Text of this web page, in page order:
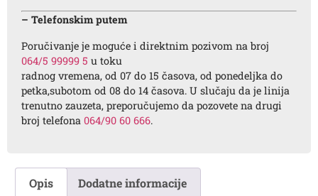
– Telefonskim putem
Poručivanje je moguće i direktnim pozivom na broj
064/5 99999 5 u toku
radnog vremena, od 07 do 15 časova, od ponedeljka do
petka,subotom od 08 do 14 časova. U slučaju da je linija
trenutno zauzeta, preporučujemo da pozovete na drugi
broj telefona 064/90 60 666.
Opis Dodatne informacije